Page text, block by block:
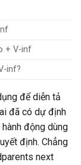
+ V-inf
inf?
để diễn tả
đã có dự định
hành động dùng
định. Chẳng
next